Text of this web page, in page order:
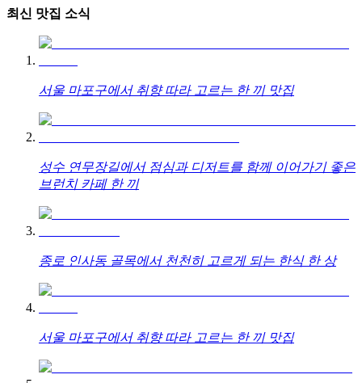
최신 맛집 소식
서울 마포구에서 취향 따라 고르는 한 끼 맛집
성수 연무장길에서 점심과 디저트를 함께 이어가기 좋은
브런치 카페 한 끼
종로 인사동 골목에서 천천히 고르게 되는 한식 한 상
서울 마포구에서 취향 따라 고르는 한 끼 맛집